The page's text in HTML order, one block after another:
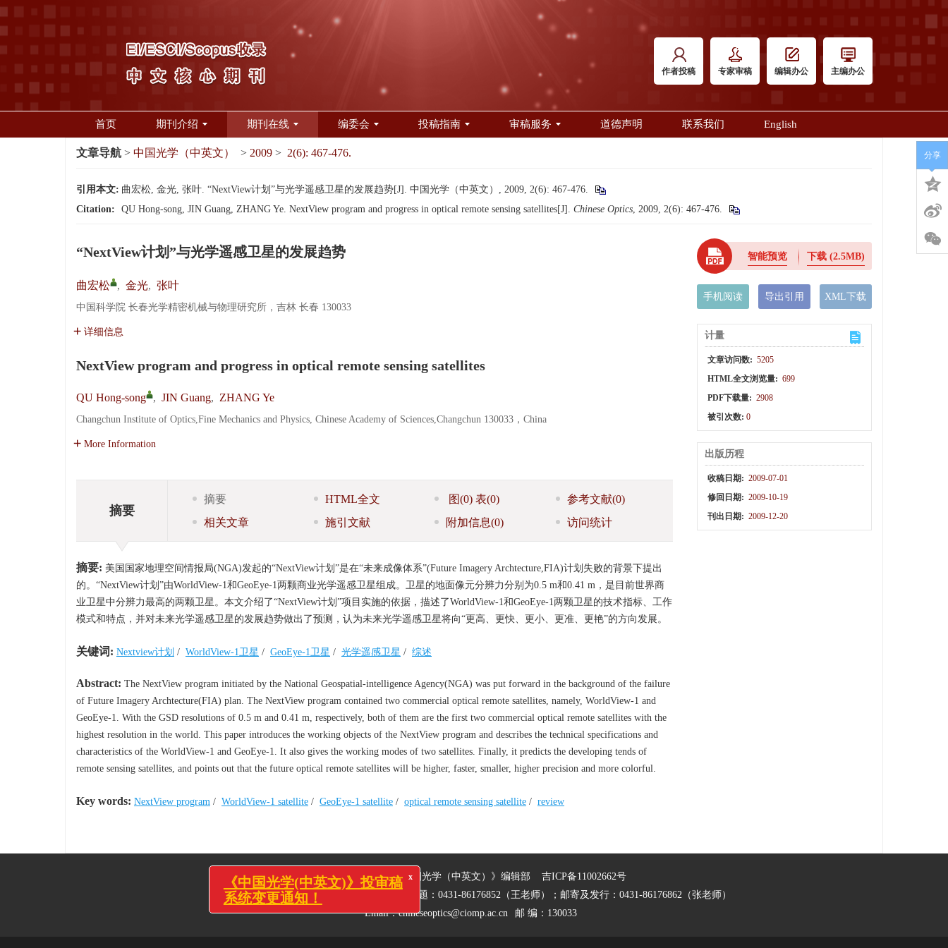
作者投稿 专家审稿 编辑办公 主编办公
首页 期刊介绍 期刊在线 编委会 投稿指南 审稿服务 道德声明 联系我们 English
文章导航 > 中国光学（中英文） > 2009 > 2(6): 467-476.
引用本文: 曲宏松, 金光, 张叶. “NextView计划”与光学遥感卫星的发展趋势[J]. 中国光学（中英文）, 2009, 2(6): 467-476.
Citation:
QU Hong-song, JIN Guang, ZHANG Ye. NextView program and progress in optical remote sensing satellites[J]. Chinese Optics, 2009, 2(6): 467-476.
“NextView计划”与光学遥感卫星的发展趋势
曲宏松 , 金光, 张叶
中国科学院 长春光学精密机械与物理研究所，吉林 长春 130033
详细信息
NextView program and progress in optical remote sensing satellites
QU Hong-song , JIN Guang, ZHANG Ye
Changchun Institute of Optics,Fine Mechanics and Physics, Chinese Academy of Sciences,Changchun 130033，China
More Information
摘要
摘要 HTML全文 图(0) 表(0) 参考文献(0)
相关文章
施引文献 附加信息(0) 访问统计
摘要: 美国国家地理空间情报局(NGA)发起的“NextView计划”是在“未来成像体系”(Future Imagery Archtecture,FIA)计划失败的背景下提出
的。“NextView计划”由WorldView-1和GeoEye-1两颗商业光学遥感卫星组成。卫星的地面像元分辨力分别为0.5 m和0.41 m，是目前世界商
业卫星中分辨力最高的两颗卫星。本文介绍了“NextView计划”项目实施的依据，描述了WorldView-1和GeoEye-1两颗卫星的技术指标、工作
模式和特点，并对未来光学遥感卫星的发展趋势做出了预测，认为未来光学遥感卫星将向“更高、更快、更小、更准、更艳”的方向发展。
关键词: Nextview计划 / WorldView-1卫星 / GeoEye-1卫星 / 光学遥感卫星 / 综述
Abstract: The NextView program initiated by the National Geospatial-intelligence Agency(NGA) was put forward in the background of the failure
of Future Imagery Archtecture(FIA) plan. The NextView program contained two commercial optical remote satellites, namely, WorldView-1 and
GeoEye-1. With the GSD resolutions of 0.5 m and 0.41 m, respectively, both of them are the first two commercial optical remote satellites with the
highest resolution in the world. This paper introduces the working objects of the NextView program and describes the technical specifications and
characteristics of the WorldView-1 and GeoEye-1. It also gives the working modes of two satellites. Finally, it predicts the developing tends of
remote sensing satellites, and points out that the future optical remote satellites will be higher, faster, smaller, higher precision and more colorful.
Key words: NextView program / WorldView-1 satellite / GeoEye-1 satellite / optical remote sensing satellite / review
智能预览 下载 (2.5MB)
手机阅读 导出引用 XML下载
计量
文章访问数: 5205
HTML全文浏览量: 699
PDF下载量: 2908
被引次数: 0
出版历程
收稿日期: 2009-07-01
修回日期: 2009-10-19
刊出日期: 2009-12-20
分享
版权所有© 2012《中国光学（中英文）》编辑部 吉ICP备11002662号
投稿问题：0431-84627061（李老师）；财务问题：0431-86176852（王老师）；邮寄及发行：0431-86176862（张老师）
Email：chineseoptics@ciomp.ac.cn 邮 编：130033
《中国光学(中英文)》投审稿
系统变更通知！